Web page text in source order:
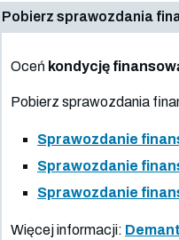
Pobierz sprawozdania
Oceń kondycję
Pobierz sprawozdania
Sprawozdanie
Sprawozdanie
Sprawozdanie
Więcej informacji: